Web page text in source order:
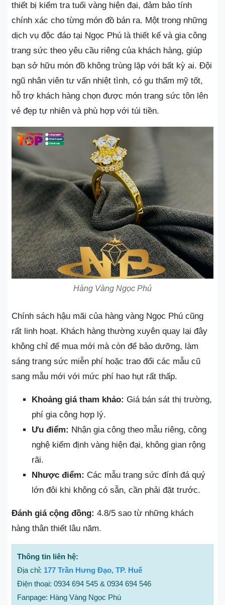
thiết bị kiểm tra tuổi vàng hiện đại, đảm bảo tính
chính xác cho từng món đồ bán ra. Một trong những
dịch vụ độc đáo tại Ngọc Phú là thiết kế và gia công
trang sức theo yêu cầu riêng của khách hàng, giúp
bạn sở hữu món đồ không trùng lặp với bất kỳ ai. Đội
ngũ nhân viên tư vấn nhiệt tình, có gu thẩm mỹ tốt,
hỗ trợ khách hàng chọn được món trang sức tôn lên
vẻ đẹp tự nhiên và phù hợp với túi tiền.
Hàng Vàng Ngọc Phú
Chính sách hậu mãi của hàng vàng Ngọc Phú cũng
rất linh hoạt. Khách hàng thường xuyên quay lại đây
không chỉ để mua mới mà còn để bảo dưỡng, làm
sáng trang sức miễn phí hoặc trao đổi các mẫu cũ
sang mẫu mới với mức phí hao hụt rất thấp.
Khoảng giá tham khảo: Giá bán sát thị trường,
phí gia công hợp lý.
Ưu điểm: Nhận gia công theo mẫu riêng, công
nghệ kiểm định vàng hiện đại, không gian rộng
rãi.
Nhược điểm: Các mẫu trang sức đính đá quý
lớn đôi khi không có sẵn, cần phải đặt trước.
Đánh giá cộng đồng: 4.8/5 sao từ những khách
hàng thân thiết lâu năm.
Thông tin liên hệ:
Địa chỉ: 177 Trần Hưng Đạo, TP. Huế
Điện thoại: 0934 694 545 & 0934 694 546
Fanpage: Hàng Vàng Ngọc Phú